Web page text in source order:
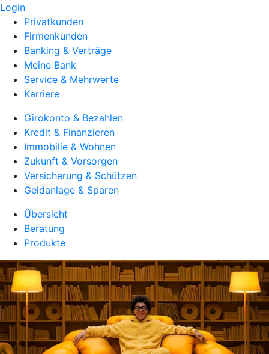
Login
Privatkunden
Firmenkunden
Banking & Verträge
Meine Bank
Service & Mehrwerte
Karriere
Girokonto & Bezahlen
Kredit & Finanzieren
Immobilie & Wohnen
Zukunft & Vorsorgen
Versicherung & Schützen
Geldanlage & Sparen
Übersicht
Beratung
Produkte